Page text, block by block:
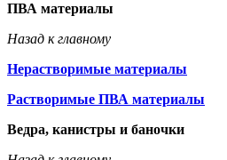
ПВА материалы
Назад к главному
Нерастворимые материалы
Растворимые ПВА материалы
Ведра, канистры и баночки